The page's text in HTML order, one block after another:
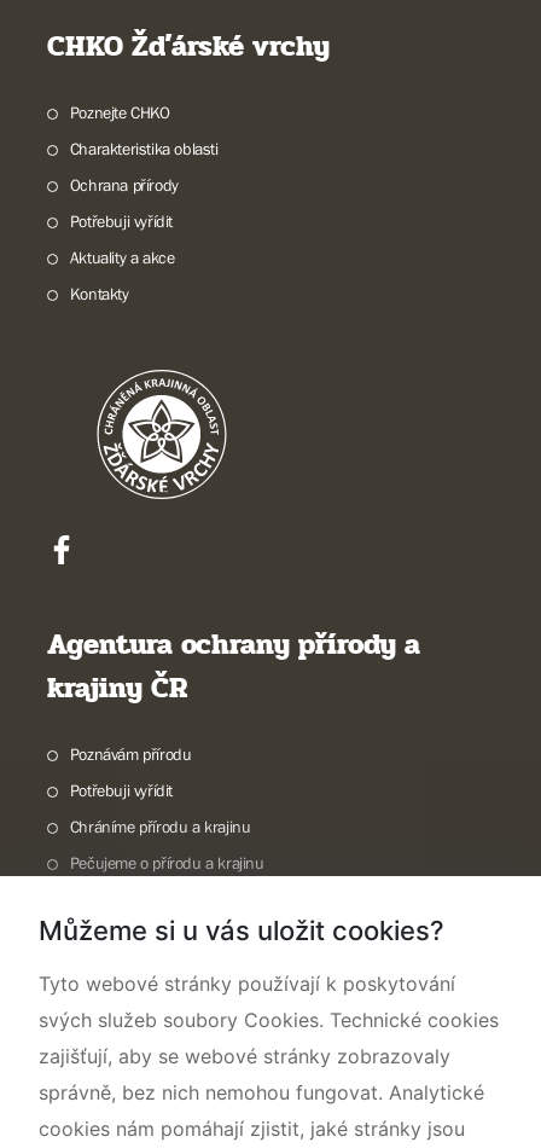
CHKO Žďárské vrchy
Poznejte CHKO
Charakteristika oblasti
Ochrana přírody
Potřebuji vyřídit
Aktuality a akce
Kontakty
Agentura ochrany přírody a
krajiny ČR
Poznávám přírodu
Potřebuji vyřídit
Chráníme přírodu a krajinu
Pečujeme o přírodu a krajinu
O nás
Můžeme si u vás uložit cookies?
Tyto webové stránky používají k poskytování
svých služeb soubory Cookies. Technické cookies
zajišťují, aby se webové stránky zobrazovaly
správně, bez nich nemohou fungovat. Analytické
cookies nám pomáhají zjistit, jaké stránky jsou